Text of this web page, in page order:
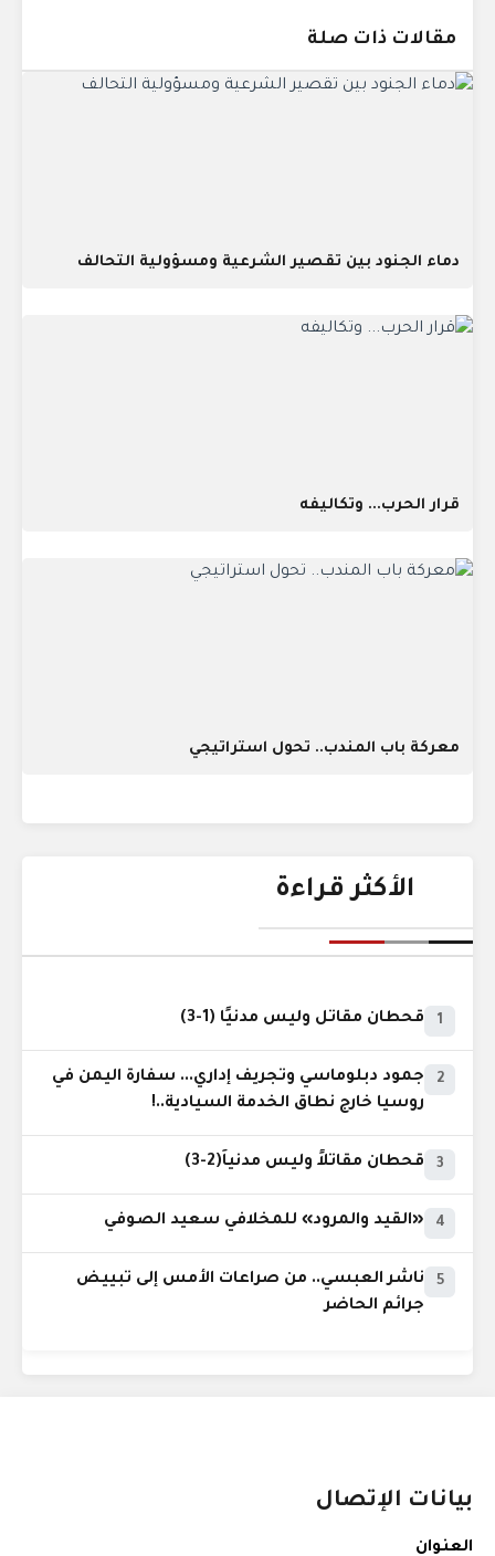
مقالات ذات صلة
دماء الجنود بين تقصير الشرعية ومسؤولية التحالف
قرار الحرب... وتكاليفه
معركة باب المندب.. تحول استراتيجي
الأكثر قراءة
1 قحطان مقاتل وليس مدنيًا (1-3)
2
جمود دبلوماسي وتجريف إداري... سفارة اليمن في
روسيا خارج نطاق الخدمة السيادية..!
3 قحطان مقاتلاً وليس مدنياً(2-3)
4 «القيد والمرود» للمخلافي سعيد الصوفي
5
ناشر العبسي.. من صراعات الأمس إلى تبييض
جرائم الحاضر
بيانات الإتصال
العنوان